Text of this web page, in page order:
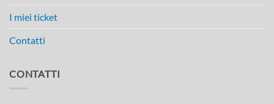
I miei ticket
Contatti
CONTATTI